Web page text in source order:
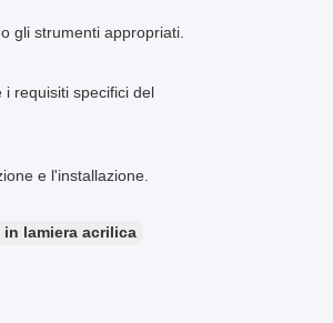
gli strumenti appropriati.
requisiti specifici del
e l'installazione.
lamiera acrilica